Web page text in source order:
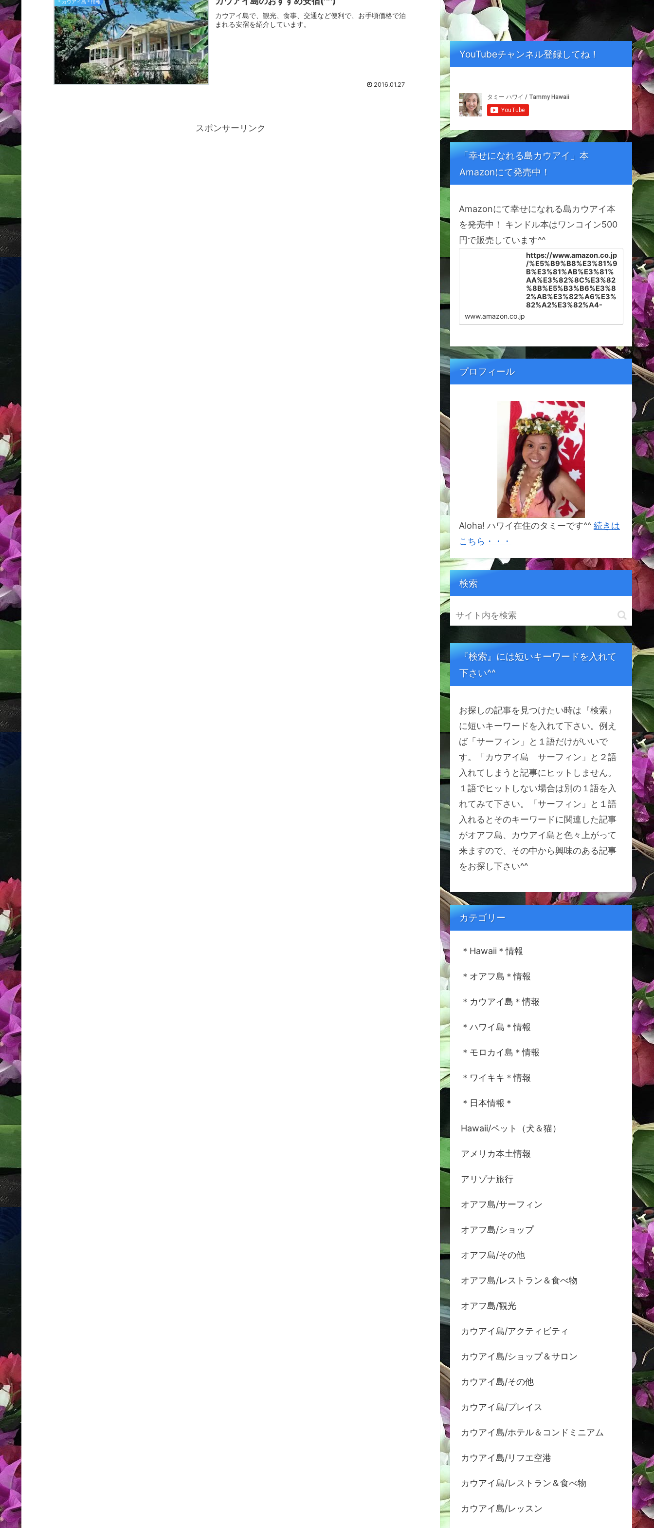
＊カウアイ島＊情報
カウアイ島で、観光、食事、交通など便利で、お手頃価格で泊
まれる安宿を紹介しています。
2016.01.27
スポンサーリンク
YouTubeチャンネル登録してね！
「幸せになれる島カウアイ」本
Amazonにて発売中！
Amazonにて幸せになれる島カウアイ本
を発売中！ キンドル本はワンコイン500
円で販売しています^^
https://www.amazon.co.jp
/%E5%B9%B8%E3%81%9
B%E3%81%AB%E3%81%
AA%E3%82%8C%E3%82
%8B%E5%B3%B6%E3%8
2%AB%E3%82%A6%E3%
82%A2%E3%82%A4-
2%BF%E3%83%9F%E3%
83%BC%E3%81%8C%E6
86-Tammy-Shinohara-
ebook/dp/B099566SKV/r
ef=sr_1_1?
__mk_ja_JP=%E3%82%AB
%E3%82%BF%E3%82%A
B%E3%83%8A&crid=1BSI
2S5YCDR6W&keywords=
%E5%B9%B8%E3%81%9
B%E3%81%AB%E3%81%
AA%E3%82%8C%E3%82
%8B%E5%B3%B6%E3%8
2%AB%E3%82%A6%E3%
82%A2%E3%82%A4&qid
=1692833214&sprefix=%
E5%B9%B8%E3%81%9B
%E3%81%AB%E3%81%A
2%A2%E3%82%A4%2Cap
s%2C164&sr=8-1
www.amazon.co.jp
プロフィール
Aloha! ハワイ在住のタミーです^^ 続きは
こちら・・・
検索
『検索』には短いキーワードを入れて
下さい^^
お探しの記事を見つけたい時は『検索』
に短いキーワードを入れて下さい。例え
ば「サーフィン」と１語だけがいいで
す。「カウアイ島 サーフィン」と２語
入れてしまうと記事にヒットしません。
１語でヒットしない場合は別の１語を入
れてみて下さい。「サーフィン」と１語
入れるとそのキーワードに関連した記事
がオアフ島、カウアイ島と色々上がって
来ますので、その中から興味のある記事
をお探し下さい^^
カテゴリー
＊Hawaii＊情報
＊オアフ島＊情報
＊カウアイ島＊情報
＊ハワイ島＊情報
＊モロカイ島＊情報
＊ワイキキ＊情報
＊日本情報＊
Hawaii/ペット（犬＆猫）
アメリカ本土情報
アリゾナ旅行
オアフ島/サーフィン
オアフ島/ショップ
オアフ島/その他
オアフ島/レストラン＆食べ物
オアフ島/観光
カウアイ島/アクティビティ
カウアイ島/ショップ＆サロン
カウアイ島/その他
カウアイ島/プレイス
カウアイ島/ホテル＆コンドミニアム
カウアイ島/リフエ空港
カウアイ島/レストラン＆食べ物
カウアイ島/レッスン